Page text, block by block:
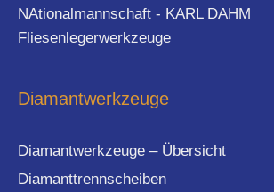
Diamantwerkzeuge
Diamantwerkzeuge – Übersicht
Diamanttrennscheiben